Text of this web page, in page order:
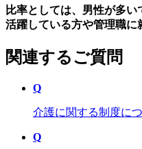
比率としては、男性が多
活躍している方や管理職に
関連するご質問
Q
介護に関する制度に
Q